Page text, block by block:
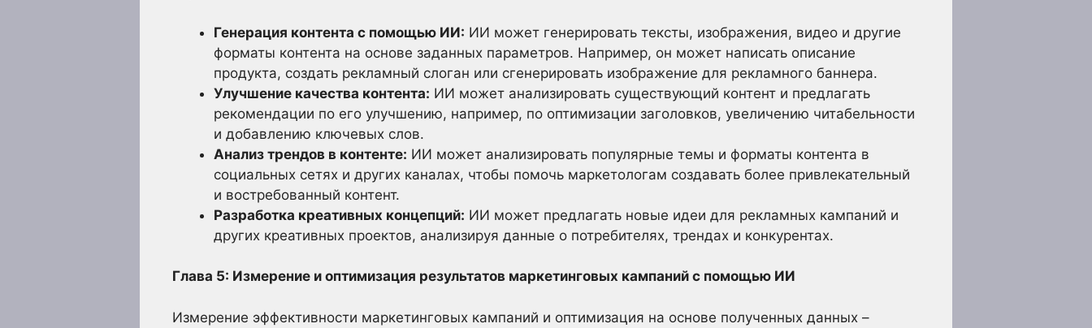
Генерация контента с помощью ИИ: ИИ может генерировать тексты, изображения, видео и другие
форматы контента на основе заданных параметров. Например, он может написать описание
продукта, создать рекламный слоган или сгенерировать изображение для рекламного баннера.
Улучшение качества контента: ИИ может анализировать существующий контент и предлагать
рекомендации по его улучшению, например, по оптимизации заголовков, увеличению читабельности
и добавлению ключевых слов.
Анализ трендов в контенте: ИИ может анализировать популярные темы и форматы контента в
социальных сетях и других каналах, чтобы помочь маркетологам создавать более привлекательный
и востребованный контент.
Разработка креативных концепций: ИИ может предлагать новые идеи для рекламных кампаний и
других креативных проектов, анализируя данные о потребителях, трендах и конкурентах.
Глава 5: Измерение и оптимизация результатов маркетинговых кампаний с помощью ИИ
Измерение эффективности маркетинговых кампаний и оптимизация на основе полученных данных –